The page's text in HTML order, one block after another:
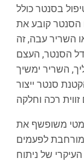
בסנטר כולל
הסנטר קובע את
השריר עבה, זה
הסנטר, העצם
השריר ימשיך
סנטר ייצור
משופשף את
מורחבת לפעמים
של ניתוח